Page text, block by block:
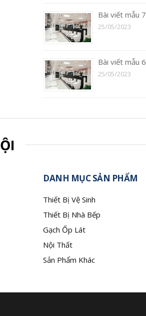
Bài viết mẫu 7
25/05/2023
Bài viết mẫu 6
25/05/2023
DANH MỤC SẢN PHẨM
Thiết Bị Vệ Sinh
Thiết Bị Nhà Bếp
Gạch Ốp Lát
Nội Thất
Sản Phẩm Khác